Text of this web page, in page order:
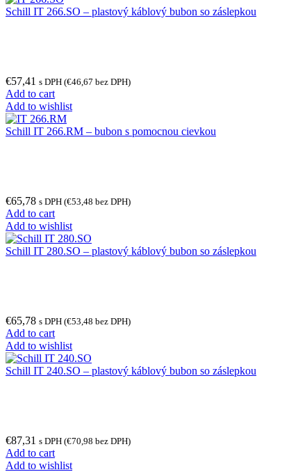
Schill IT 266.SO – plastový káblový bubon so záslepkou
€57,41 s DPH (€46,67 bez DPH)
Add to cart
Add to wishlist
Schill IT 266.RM – bubon s pomocnou cievkou
€65,78 s DPH (€53,48 bez DPH)
Add to cart
Add to wishlist
Schill IT 280.SO – plastový káblový bubon so záslepkou
€65,78 s DPH (€53,48 bez DPH)
Add to cart
Add to wishlist
Schill IT 240.SO – plastový káblový bubon so záslepkou
€87,31 s DPH (€70,98 bez DPH)
Add to cart
Add to wishlist